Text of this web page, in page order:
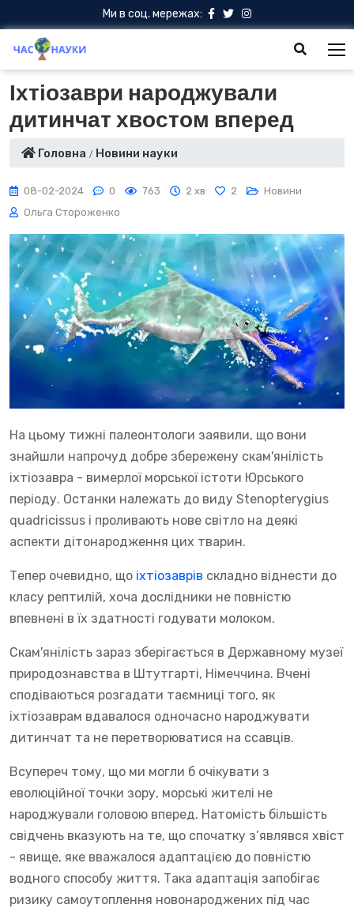
Ми в соц. мережах:
Іхтіозаври народжували
дитинчат хвостом вперед
Головна Новини науки
08-02-2024 0 763 2 хв 2
Новини
Ольга Стороженко
На цьому тижні палеонтологи заявили, що вони
знайшли напрочуд добре збережену скам'янілість
іхтіозавра - вимерлої морської істоти Юрського
періоду. Останки належать до виду Stenopterygius
quadricissus і проливають нове світло на деякі
аспекти дітонародження цих тварин.
Тепер очевидно, що іхтіозаврів складно віднести до
класу рептилій, хоча дослідники не повністю
впевнені в їх здатності годувати молоком.
Скам'янілість зараз зберігається в Державному музеї
природознавства в Штутгарті, Німеччина. Вчені
сподіваються розгадати таємниці того, як
іхтіозаврам вдавалося одночасно народжувати
дитинчат та не перетворюватися на ссавців.
Всупереч тому, що ми могли б очікувати з
еволюційної точки зору, морські жителі не
народжували головою вперед. Натомість більшість
свідчень вказують на те, що спочатку з’являвся хвіст
- явище, яке вважалося адаптацією до повністю
водного способу життя. Така адаптація запобігає
ризику самоутоплення новонароджених під час